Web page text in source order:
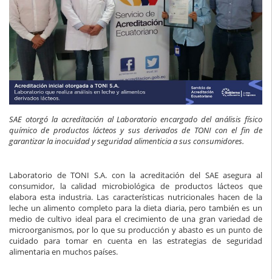
SAE otorgó la acreditación al Laboratorio encargado del análisis físico
químico de productos lácteos y sus derivados de TONI con el fin de
garantizar la inocuidad y seguridad alimenticia a sus consumidores.
Laboratorio de TONI S.A. con la acreditación del SAE asegura al
consumidor, la calidad microbiológica de productos lácteos que
elabora esta industria. Las características nutricionales hacen de la
leche un alimento completo para la dieta diaria, pero también es un
medio de cultivo ideal para el crecimiento de una gran variedad de
microorganismos, por lo que su producción y abasto es un punto de
cuidado para tomar en cuenta en las estrategias de seguridad
alimentaria en muchos países.